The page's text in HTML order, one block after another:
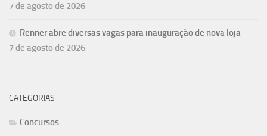
7 de agosto de 2026
Renner abre diversas vagas para inauguração de nova loja
7 de agosto de 2026
CATEGORIAS
Concursos